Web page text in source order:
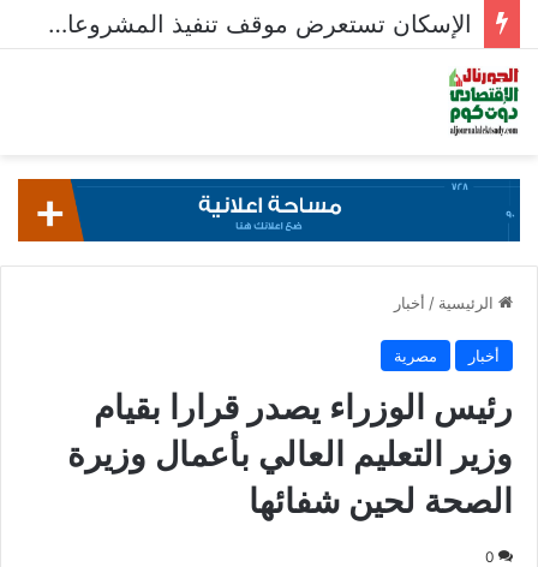
الإسكان تستعرض موقف تنفيذ المشروعات السكنية في 5 مدن جديدة
الرئيسية / أخبار
أخبار مصرية
رئيس الوزراء يصدر قرارا بقيام
وزير التعليم العالي بأعمال وزيرة
الصحة لحين شفائها
0